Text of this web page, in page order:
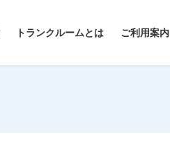
トランクルームとは ご利用案内